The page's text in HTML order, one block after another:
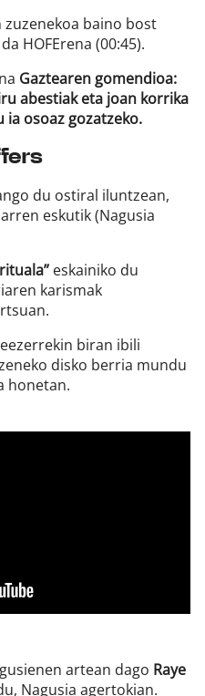
zuzenekoa baino bost
HOFErena (00:45).
Gaztearen gomendioa:
abestiak eta joan korrika
ia osoaz gozatzeko.
du ostiral iluntzean,
eskutik (Nagusia
eskainiko du
karismak
biran ibili
disko berria mundu
honetan.
artean dago Raye
Nagusia agertokian.